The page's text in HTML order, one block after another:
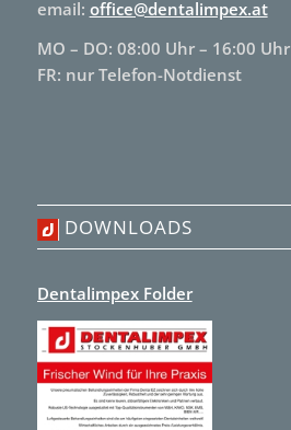
email: office@dentalimpex.at
MO – DO: 08:00 Uhr – 16:00 Uhr
FR: nur Telefon-Notdienst
DOWNLOADS
Dentalimpex Folder